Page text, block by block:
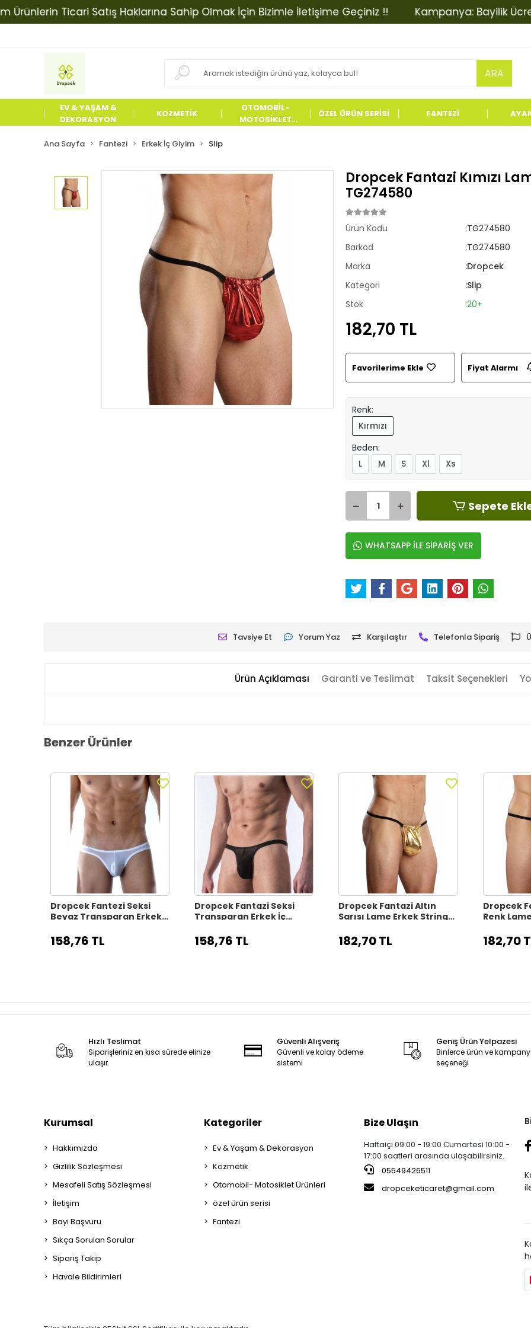
Ticari Satış Haklarına Sahip Olmak İçin Bizimle İletişime Geçiniz !! Kampanya: Bayilik
ARA
EV & YAŞAM &
DEKORASYON
KOZMETİK
OTOMOBİL-
MOTOSİKLET
ÖZEL ÜRÜN SERİSİ FANTEZİ
Ana Sayfa Fantezi Erkek İç Giyim Slip
Dropcek Fantazi Kımızı
TG274580
Ürün Kodu
:TG274580
Barkod
:TG274580
Marka
:Dropcek
Kategori
:Slip
Stok
:20+
182,70 TL
Favorilerime Ekle Fiyat Alarmı
Renk:
Kırmızı
Beden:
L
M S Xl Xs
Sepete
WHATSAPP İLE SİPARİŞ VER
Tavsiye Et Yorum Yaz Karşılaştır Telefonla Sipariş
Ürün Açıklaması Garanti ve Teslimat Taksit Seçenekleri
Benzer Ürünler
Dropcek Fantezi Seksi
Beyaz Transparan Erkek
158,76 TL
Dropcek Fantazi Seksi
Transparan Erkek İç
158,76 TL
Dropcek Fantazi Altın
Sarısı Lame Erkek String-
182,70 TL
Dropcek
Renk
182,70
Hızlı Teslimat
Siparişleriniz en kısa sürede elinize
ulaşır.
Güvenli Alışveriş
Güvenli ve kolay ödeme
sistemi
Geniş Ürün Yelpazesi
Binlerce ürün ve
seçeneği
Kurumsal
Hakkımızda
Gizlilik Sözleşmesi
Mesafeli Satış Sözleşmesi
İletişim
Bayi Başvuru
Sıkça Sorulan Sorular
Sipariş Takip
Havale Bildirimleri
Kategoriler
Ev & Yaşam & Dekorasyon
Kozmetik
Otomobil- Motosiklet Ürünleri
özel ürün serisi
Fantezi
Bize Ulaşın
Haftaiçi 09:00 - 19:00 Cumartesi 10:00 -
17:00 saatleri arasında ulaşabilirsiniz.
05549426511
dropceketicaret@gmail.com